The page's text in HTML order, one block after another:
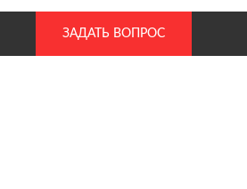
ЗАДАТЬ ВОПРОС